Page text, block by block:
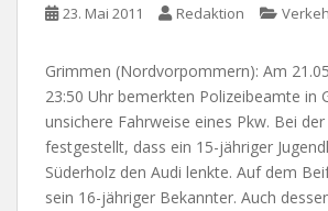
23. Mai 2011 Redaktion
Grimmen (Nordvorpommern): Am
23:50 Uhr bemerkten Polizeibeamte in
unsichere Fahrweise eines Pkw. Bei
festgestellt, dass ein 15-jähriger
Süderholz den Audi lenkte. Auf dem
sein 16-jähriger Bekannter. Auch